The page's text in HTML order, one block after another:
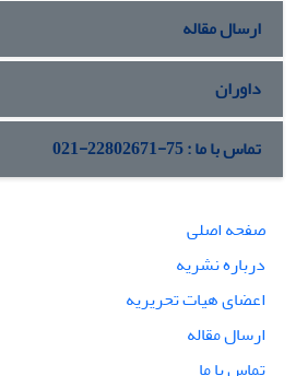
ارسال مقاله
داوران
تماس با ما : 75-22802671-021
صفحه اصلی
درباره نشریه
اعضای هیات تحریریه
ارسال مقاله